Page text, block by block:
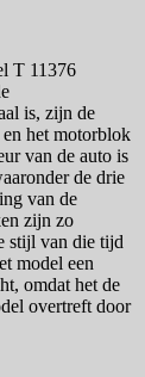
T 11376
is, zijn de
het motorblok
van de auto is
de drie
van de
zijn zo
stijl van die tijd
model een
omdat het de
overtreft door